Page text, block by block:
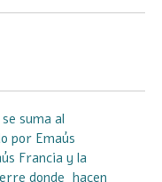
suma al
por Emaús
Francia y la
donde hacen